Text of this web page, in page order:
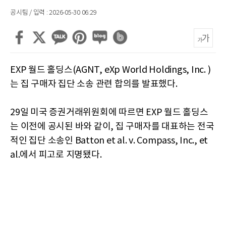
공시팀 / 입력 : 2026-05-30 06:29
EXP 월드 홀딩스(AGNT, eXp World Holdings, Inc. )
는 집 구매자 집단 소송 관련 합의를 발표했다.
29일 미국 증권거래위원회에 따르면 EXP 월드 홀딩스
는 이전에 공시된 바와 같이, 집 구매자를 대표하는 전국
적인 집단 소송인 Batton et al. v. Compass, Inc., et
al.에서 피고로 지명됐다.